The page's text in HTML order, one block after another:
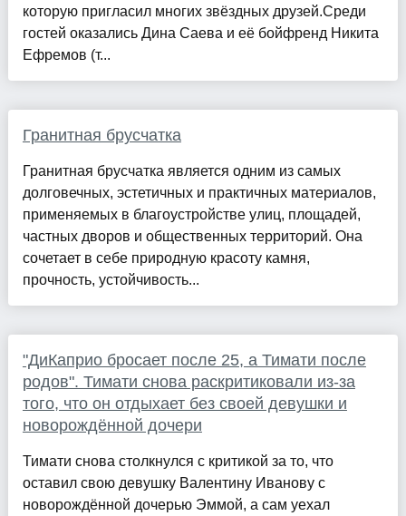
которую пригласил многих звёздных друзей.Среди
гостей оказались Дина Саева и её бойфренд Никита
Ефремов (т...
Гранитная брусчатка
Гранитная брусчатка является одним из самых
долговечных, эстетичных и практичных материалов,
применяемых в благоустройстве улиц, площадей,
частных дворов и общественных территорий. Она
сочетает в себе природную красоту камня,
прочность, устойчивость...
"ДиКаприо бросает после 25, а Тимати после
родов". Тимати снова раскритиковали из-за
того, что он отдыхает без своей девушки и
новорождённой дочери
Тимати снова столкнулся с критикой за то, что
оставил свою девушку Валентину Иванову с
новорождённой дочерью Эммой, а сам уехал